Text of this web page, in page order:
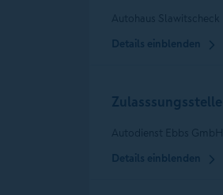
Autohaus Slawitscheck
Details einblenden
Autodienst Ebbs GmbH
Details einblenden